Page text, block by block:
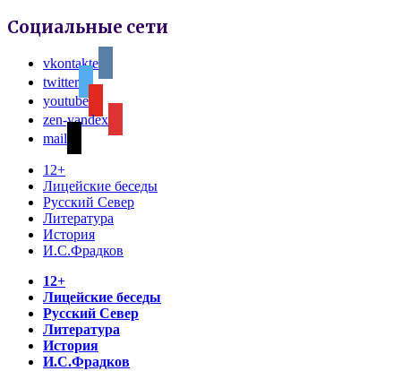
Социальные сети
vkontakte
twitter
youtube
zen-yandex
mail
12+
Лицейские беседы
Русский Север
Литература
История
И.С.Фрадков
12+
Лицейские беседы
Русский Север
Литература
История
И.С.Фрадков